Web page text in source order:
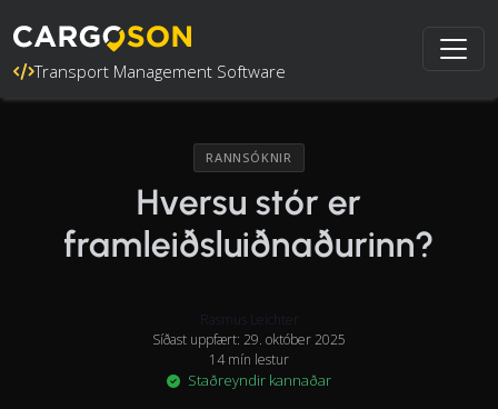
Transport Management Software
RANNSÓKNIR
Hversu stór er
framleiðsluiðnaðurinn?
Rasmus Leichter
Síðast uppfært: 29. október 2025
14 mín lestur
Staðreyndir kannaðar